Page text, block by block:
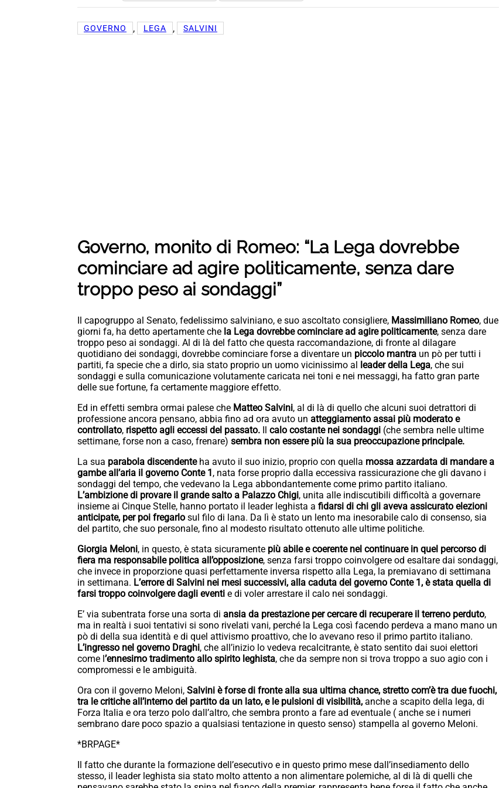
GOVERNO , LEGA , SALVINI
Governo, monito di Romeo: “La Lega dovrebbe
cominciare ad agire politicamente, senza dare
troppo peso ai sondaggi”
Il capogruppo al Senato, fedelissimo salviniano, e suo ascoltato consigliere, Massimiliano Romeo, due
giorni fa, ha detto apertamente che la Lega dovrebbe cominciare ad agire politicamente, senza dare
troppo peso ai sondaggi. Al di là del fatto che questa raccomandazione, di fronte al dilagare
quotidiano dei sondaggi, dovrebbe cominciare forse a diventare un piccolo mantra un pò per tutti i
partiti, fa specie che a dirlo, sia stato proprio un uomo vicinissimo al leader della Lega, che sui
sondaggi e sulla comunicazione volutamente caricata nei toni e nei messaggi, ha fatto gran parte
delle sue fortune, fa certamente maggiore effetto.
Ed in effetti sembra ormai palese che Matteo Salvini, al di là di quello che alcuni suoi detrattori di
professione ancora pensano, abbia fino ad ora avuto un atteggiamento assai più moderato e
controllato, rispetto agli eccessi del passato. Il calo costante nei sondaggi (che sembra nelle ultime
settimane, forse non a caso, frenare) sembra non essere più la sua preoccupazione principale.
La sua parabola discendenteha avuto il suo inizio, proprio con quella mossa azzardata di mandare a
gambe all’aria il governo Conte 1, nata forse proprio dalla eccessiva rassicurazione che gli davano i
sondaggi del tempo, che vedevano la Lega abbondantemente come primo partito italiano.
L’ambizione di provare il grande salto a Palazzo Chigi, unita alle indiscutibili difficoltà a governare
insieme ai Cinque Stelle, hanno portato il leader leghista a fidarsi di chi gli aveva assicurato elezioni
anticipate, per poi fregarlo sul filo di lana. Da lì è stato un lento ma inesorabile calo di consenso, sia
del partito, che suo personale, fino al modesto risultato ottenuto alle ultime politiche.
Giorgia Meloni, in questo, è stata sicuramente più abile e coerente nel continuare in quel percorso di
fiera ma responsabile politica all’opposizione, senza farsi troppo coinvolgere od esaltare dai sondaggi,
che invece in proporzione quasi perfettamente inversa rispetto alla Lega, la premiavano di settimana
in settimana. L’errore di Salvini nei mesi successivi, alla caduta del governo Conte 1, è stata quella di
farsi troppo coinvolgere dagli eventi e di voler arrestare il calo nei sondaggi.
E’ via subentrata forse una sorta di ansia da prestazione per cercare di recuperare il terreno perduto,
ma in realtà i suoi tentativi si sono rivelati vani, perché la Lega così facendo perdeva a mano mano un
pò di della sua identità e di quel attivismo proattivo, che lo avevano reso il primo partito italiano.
L’ingresso nel governo Draghi, che all’inizio lo vedeva recalcitrante, è stato sentito dai suoi elettori
come l’ennesimo tradimento allo spirito leghista, che da sempre non si trova troppo a suo agio con i
compromessi e le ambiguità.
Ora con il governo Meloni, Salvini è forse di fronte alla sua ultima chance, stretto com’è tra due fuochi,
tra le critiche all’interno del partito da un lato, e le pulsioni di visibilità, anche a scapito della lega, di
Forza Italia e ora terzo polo dall’altro, che sembra pronto a fare ad eventuale ( anche se i numeri
sembrano dare poco spazio a qualsiasi tentazione in questo senso) stampella al governo Meloni.
*BRPAGE*
Il fatto che durante la formazione dell’esecutivo e in questo primo mese dall’insediamento dello
stesso, il leader leghista sia stato molto attento a non alimentare polemiche, al di là di quelli che